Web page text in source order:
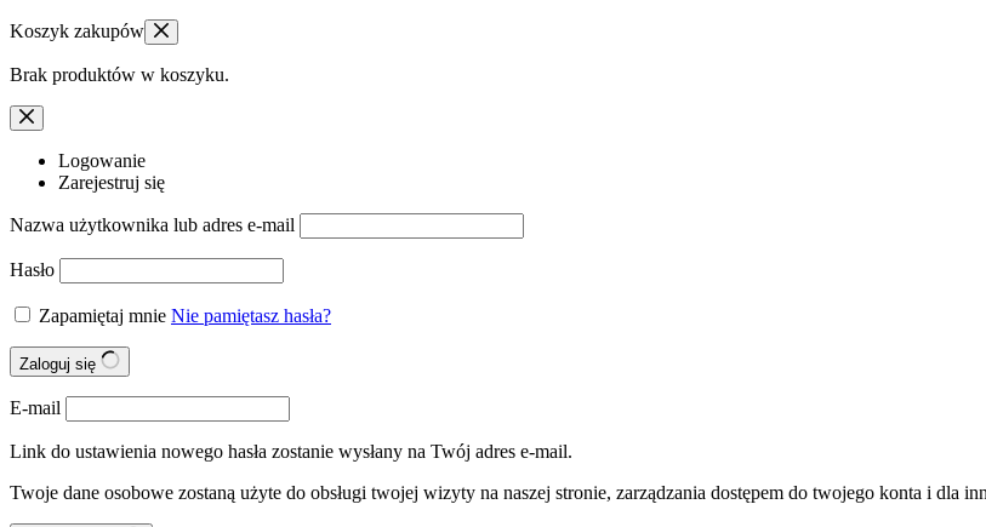
Koszyk zakupów
Brak produktów w koszyku.
Logowanie
Zarejestruj się
Nazwa użytkownika lub adres e-mail
Hasło
Zapamiętaj mnie Nie pamiętasz hasła?
Zaloguj się
E-mail
Link do ustawienia nowego hasła zostanie wysłany na Twój adres e-mail.
Twoje dane osobowe zostaną użyte do obsługi twojej wizyty na naszej stronie, zarządzania dostępem do twojego konta i dla